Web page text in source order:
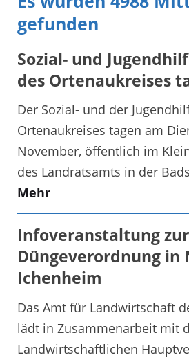
gefunden
Sozial- und
des Ortenaukreises
Der Sozial- und der
Ortenaukreises tagen am
November, öffentlich im
des Landratsamts in der
Mehr
Infoveranstaltung
Düngeverordnung in
Ichenheim
Das Amt für Landwirtschaft
lädt in Zusammenarbeit mit
Landwirtschaftlichen